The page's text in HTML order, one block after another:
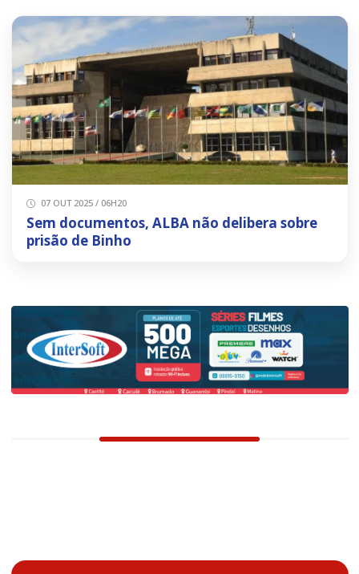
07 OUT 2025 / 06H20
Sem documentos, ALBA não delibera sobre
prisão de Binho